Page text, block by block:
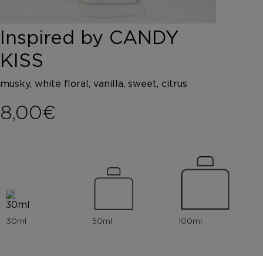
HOROMIA
SPECIAL OFFERS
ΚΑΛΑΘΙ
Inspired by CANDY
KISS
musky, white floral, vanilla, sweet, citrus
8,00€